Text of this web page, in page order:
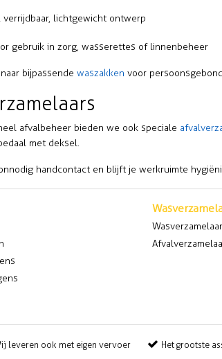
verrijdbaar, lichtgewicht ontwerp
gebruik in zorg, wasserettes of linnenbeheer
bijpassende waszakken voor
afvalbeheer bieden we ook speciale
met deksel.
handcontact en blijft je werkruimte
leveren ook met eigen vervoer Het grootste